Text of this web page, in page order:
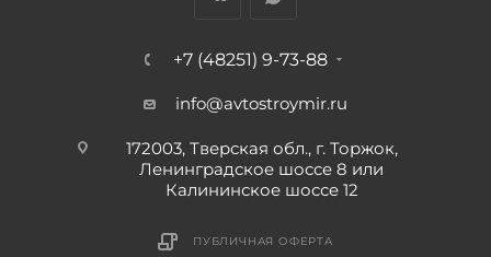
+7 (48251) 9-73-88
info@avtostroymir.ru
172003, Тверская обл., г. Торжок,
Ленинградское шоссе 8 или
Калининское шоссе 12
ПУБЛИЧНАЯ ОФЕРТА